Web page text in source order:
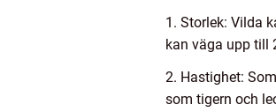
1. Storlek: Vilda
kan väga upp till
2. Hastighet:
som tigern och